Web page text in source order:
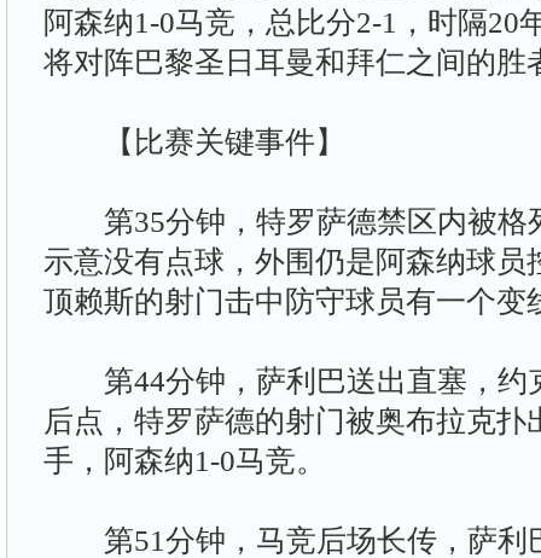
阿森纳1-0马竞，总比分2-1，时隔20
将对阵巴黎圣日耳曼和拜仁之间的胜
【比赛关键事件】
第35分钟，特罗萨德禁区内被格
示意没有点球，外围仍是阿森纳球员
顶赖斯的射门击中防守球员有一个变
第44分钟，萨利巴送出直塞，约
后点，特罗萨德的射门被奥布拉克扑
手，阿森纳1-0马竞。
第51分钟，马竞后场长传，萨利